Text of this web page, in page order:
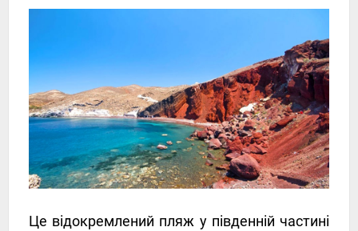
Це відокремлений пляж у південній частині